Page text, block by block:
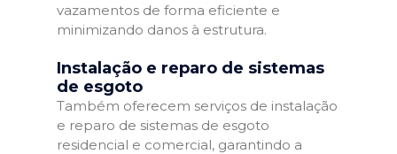
vazamentos de forma eficiente e
minimizando danos à estrutura.
Instalação e reparo de sistemas
de esgoto
Também oferecem serviços de instalação
e reparo de sistemas de esgoto
residencial e comercial, garantindo a